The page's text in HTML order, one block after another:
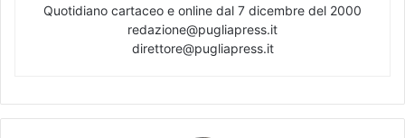
Quotidiano cartaceo e online dal 7 dicembre del 2000
redazione@pugliapress.it
direttore@pugliapress.it